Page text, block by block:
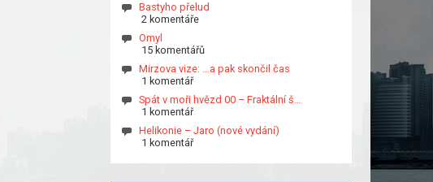
Bastyho přelud
2 komentáře
Omyl
15 komentářů
Mirzova vize: …a pak skončil čas
1 komentář
Spát v moři hvězd 00 – Fraktální š…
1 komentář
Helikonie – Jaro (nové vydání)
1 komentář